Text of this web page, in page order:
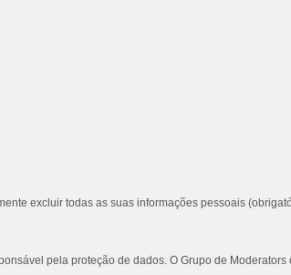
excluir todas as suas informações pessoais
pela proteção de dados. O Grupo de